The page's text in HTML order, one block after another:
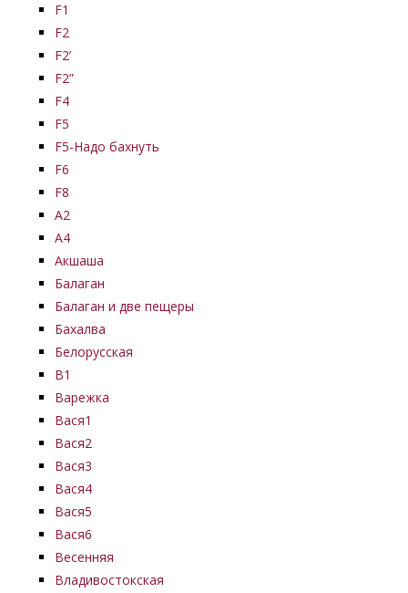
F1
F2
F2’
F2”
F4
F5
F5-Надо бахнуть
F6
F8
А2
А4
Акшаша
Балаган
Балаган и две пещеры
Бахалва
Белорусская
В1
Варежка
Вася1
Вася2
Вася3
Вася4
Вася5
Вася6
Весенняя
Владивостокская